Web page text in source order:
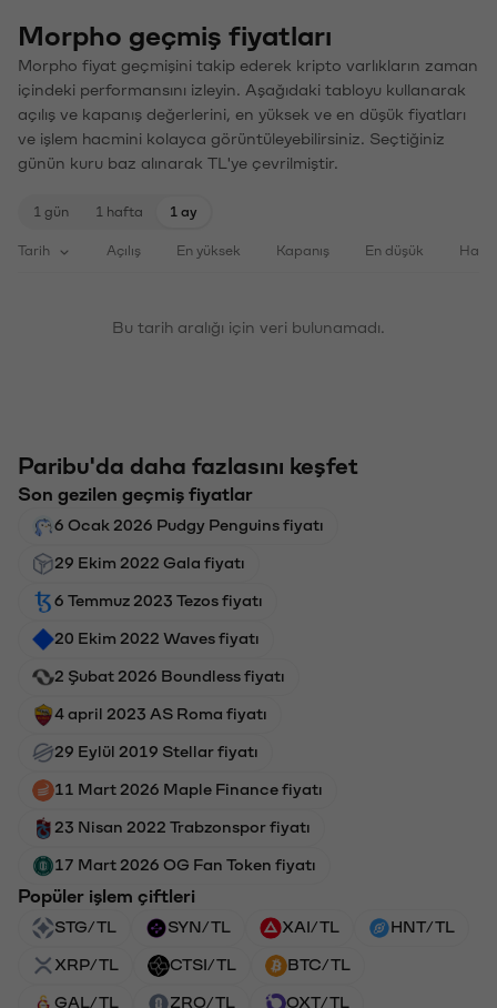
Morpho geçmiş fiyatları
Morpho fiyat geçmişini takip ederek kripto varlıkların zaman
içindeki performansını izleyin. Aşağıdaki tabloyu kullanarak
açılış ve kapanış değerlerini, en yüksek ve en düşük fiyatları
ve işlem hacmini kolayca görüntüleyebilirsiniz. Seçtiğiniz
günün kuru baz alınarak TL'ye çevrilmiştir.
1 gün 1 hafta 1 ay
Tarih Açılış En yüksek Kapanış En düşük
Bu tarih aralığı için veri bulunamadı.
Paribu'da daha fazlasını keşfet
Son gezilen geçmiş fiyatlar
6 Ocak 2026 Pudgy Penguins fiyatı
29 Ekim 2022 Gala fiyatı
6 Temmuz 2023 Tezos fiyatı
20 Ekim 2022 Waves fiyatı
2 Şubat 2026 Boundless fiyatı
4 april 2023 AS Roma fiyatı
29 Eylül 2019 Stellar fiyatı
11 Mart 2026 Maple Finance fiyatı
23 Nisan 2022 Trabzonspor fiyatı
17 Mart 2026 OG Fan Token fiyatı
Popüler işlem çiftleri
STG/TL SYN/TL XAI/TL HNT/TL
XRP/TL CTSI/TL BTC/TL
GAL/TL ZRO/TL OXT/TL